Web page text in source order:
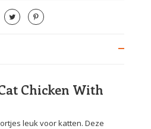
Chicken With
leuk voor katten. Deze